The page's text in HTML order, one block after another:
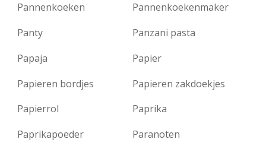
Pannenkoeken
Pannenkoekenmaker
Panty
Panzani pasta
Papaja
Papier
Papieren bordjes
Papieren zakdoekjes
Papierrol
Paprika
Paprikapoeder
Paranoten